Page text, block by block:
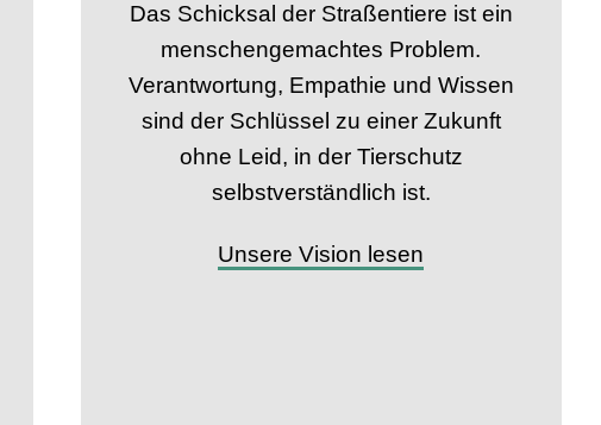
Das Schicksal der Straßentiere ist ein
menschengemachtes Problem.
Verantwortung, Empathie und Wissen
sind der Schlüssel zu einer Zukunft
ohne Leid, in der Tierschutz
selbstverständlich ist.
Unsere Vision lesen